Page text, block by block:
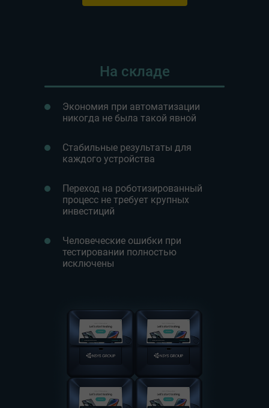
На складе
Экономия при автоматизации
никогда не была такой явной
Стабильные результаты для
каждого устройства
Переход на роботизированный
процесс не требует крупных
инвестиций
Человеческие ошибки при
тестировании полностью
исключены